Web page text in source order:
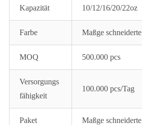
Kapazität 10/12/16/20/22oz
Farbe Maßge schneiderte
MOQ 500.000 pcs
Versorgungs
fähigkeit
100.000 pcs/Tag
Paket Maßge schneiderte